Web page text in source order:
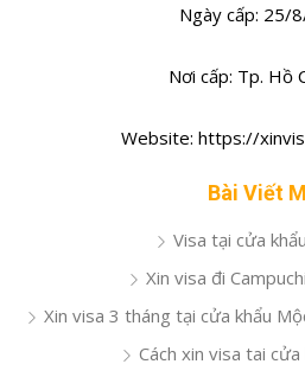
Ngày cấp: 25/
Nơi cấp: Tp. Hồ
Website: https://
Bài Viết
Visa tại cửa
Xin visa đi
Xin visa 3 tháng tại cửa khẩu
Cách xin visa tai